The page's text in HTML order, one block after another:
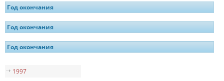
Год окончания
Год окончания
Год окончания
1997